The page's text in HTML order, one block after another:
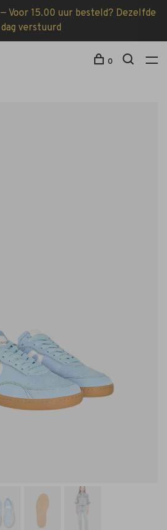
Voor 15.00 uur besteld? Dezelfde
dag verstuurd
0